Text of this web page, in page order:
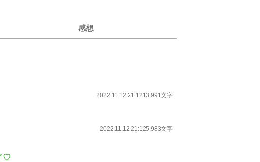
感想
2022.11.12 21:1213,991文字
2022.11.12 21:125,983文字
♡